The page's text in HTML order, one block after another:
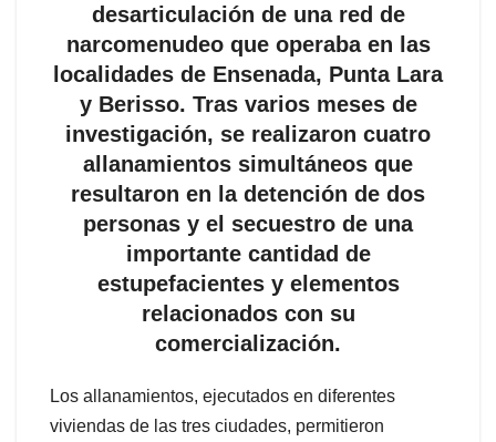
desarticulación de una red de
narcomenudeo que operaba en las
localidades de Ensenada, Punta Lara
y Berisso. Tras varios meses de
investigación, se realizaron cuatro
allanamientos simultáneos que
resultaron en la detención de dos
personas y el secuestro de una
importante cantidad de
estupefacientes y elementos
relacionados con su
comercialización.
Los allanamientos, ejecutados en diferentes
viviendas de las tres ciudades, permitieron